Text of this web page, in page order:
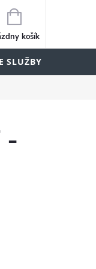
NÁKUPNÝ
KOŠÍK
košík
SLUŽBY
-